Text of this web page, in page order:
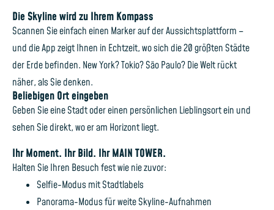
Die Skyline wird zu Ihrem Kompass
Scannen Sie einfach einen Marker auf der Aussichtsplattform –
und die App zeigt Ihnen in Echtzeit, wo sich die 20 größten Städte
der Erde befinden. New York? Tokio? São Paulo? Die Welt rückt
näher, als Sie denken.
Beliebigen Ort eingeben
Geben Sie eine Stadt oder einen persönlichen Lieblingsort ein und
sehen Sie direkt, wo er am Horizont liegt.
Ihr Moment. Ihr Bild. Ihr MAIN TOWER.
Halten Sie Ihren Besuch fest wie nie zuvor:
Selfie-Modus mit Stadtlabels
Panorama-Modus für weite Skyline-Aufnahmen